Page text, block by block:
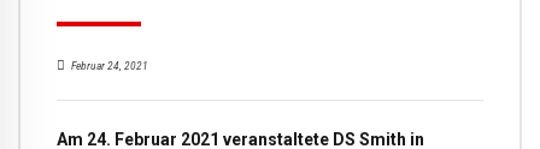
Februar 24, 2021
Am 24. Februar 2021 veranstaltete DS Smith in